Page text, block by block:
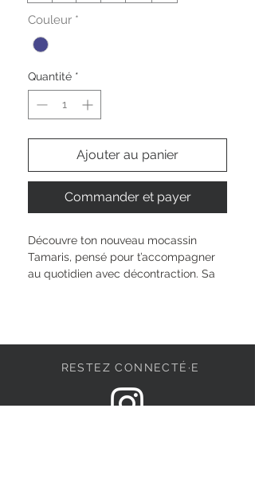
Couleur *
Quantité *
Ajouter au panier
Commander et payer
Découvre ton nouveau mocassin
Tamaris, pensé pour t’accompagner
au quotidien avec décontraction. Sa
d’œil, parfait pour suivre ton rythme.
Sa hauteur de tige de 6,5 cm et son
petit talon te donnent une allure libre
RESTEZ CONNECTÉ·E